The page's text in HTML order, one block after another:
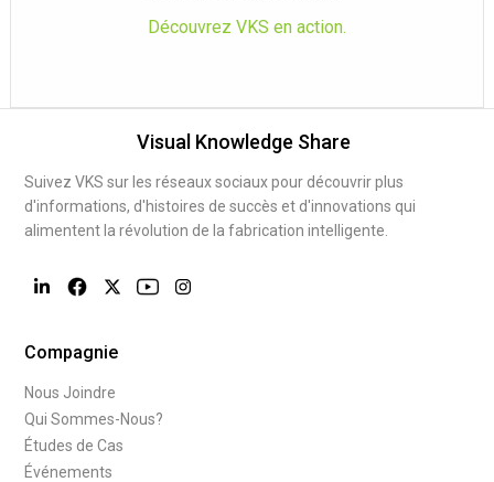
Découvrez VKS en action.
Visual Knowledge Share
Suivez VKS sur les réseaux sociaux pour découvrir plus
d'informations, d'histoires de succès et d'innovations qui
alimentent la révolution de la fabrication intelligente.
Compagnie
Nous Joindre
Qui Sommes-Nous?
Études de Cas
Événements